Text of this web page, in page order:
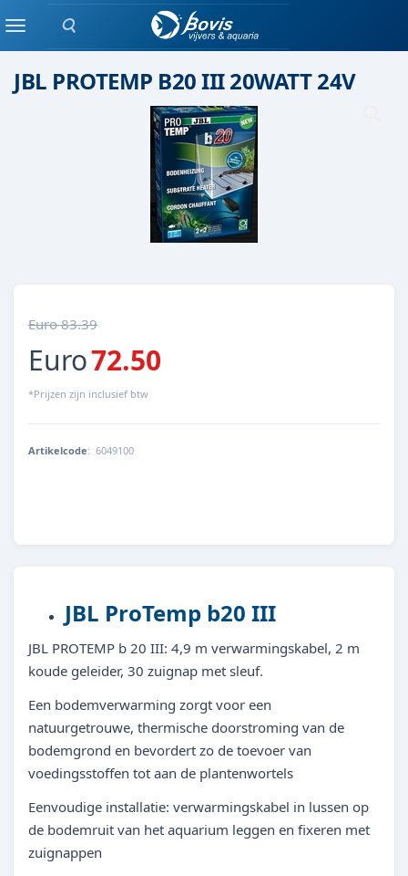
Zoeken
MenuBodem verwarming
JBL PROTEMP B20 III 20WATT 24V
Euro 83.39
Euro72.50
*Prijzen zijn inclusief btw
Artikelcode: 6049100
JBL ProTemp b20 III
JBL PROTEMP b 20 III: 4,9 m verwarmingskabel, 2 m
koude geleider, 30 zuignap met sleuf.
Een bodemverwarming zorgt voor een
natuurgetrouwe, thermische doorstroming van de
bodemgrond en bevordert zo de toevoer van
voedingsstoffen tot aan de plantenwortels
Eenvoudige installatie: verwarmingskabel in lussen op
de bodemruit van het aquarium leggen en fixeren met
zuignappen